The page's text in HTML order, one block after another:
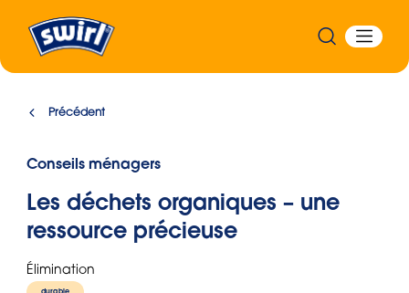
Précédent
Conseils ménagers
Les déchets organiques – une
ressource précieuse
Élimination